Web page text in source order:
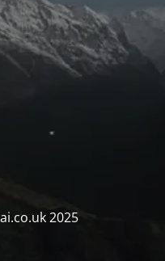
2025